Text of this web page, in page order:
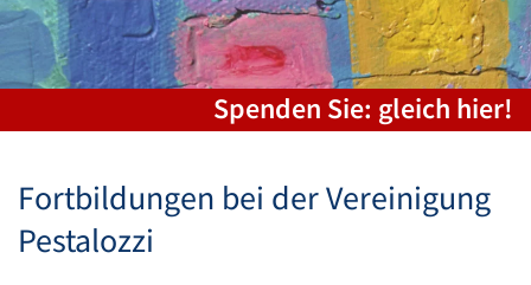
Spenden Sie: gleich hier!
Fortbildungen bei der Vereinigung
Pestalozzi